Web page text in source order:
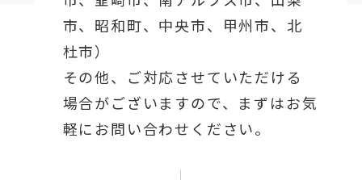
市、昭和町、中央市、甲州市、北
杜市）
その他、ご対応させていただける
場合がございますので、まずはお気
軽にお問い合わせください。